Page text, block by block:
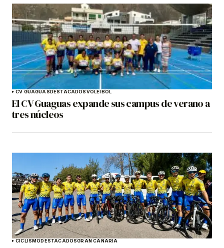
CV GUAGUASDESTACADOSVOLEIBOL
El CV Guaguas expande sus campus de verano a
tres núcleos
CICLISMODESTACADOSGRAN CANARIA